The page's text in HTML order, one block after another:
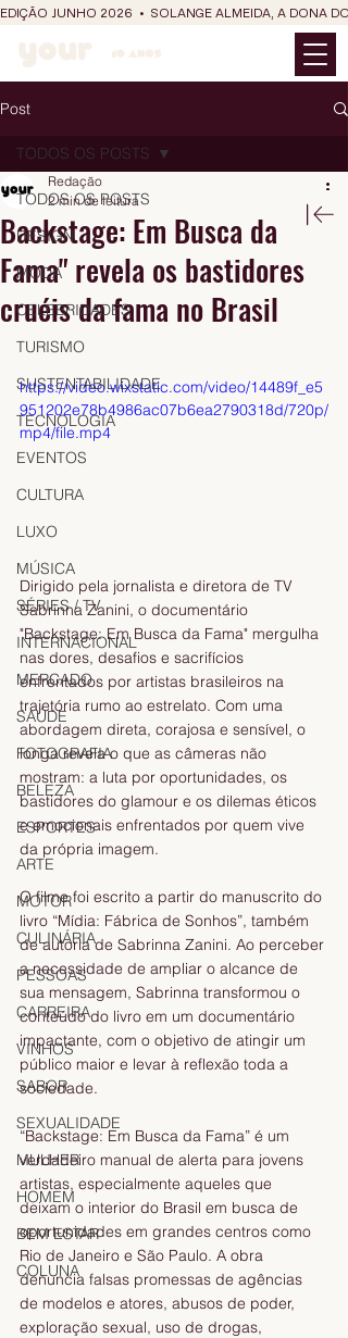
EDIÇÃO JUNHO 2026  •  SOLANGE ALMEIDA, A DONA
Post
TODOS OS POSTS
DESIGN
MODA
CELEBRIDADES
TURISMO
SUSTENTABILIDADE
TECNOLOGIA
EVENTOS
CULTURA
LUXO
MÚSICA
SÉRIES / TV
INTERNACIONAL
MERCADO
SAÚDE
FOTOGRAFIA
BELEZA
ESPORTES
ARTE
MOTOR
CULINÁRIA
PESSOAS
CARREIRA
VINHOS
SABOR
SEXUALIDADE
MULHER
HOMEM
BEM ESTAR
COLUNA
TODOS OS POSTS
Backstage: Em Busca da
Fama" revela os bastidores
cruéis da fama no Brasil
Redação
2 min de leitura
https://video.wixstatic.com/video/14489f_e5
951202e78b4986ac07b6ea2790318d/720p/
mp4/file.mp4
Dirigido pela jornalista e diretora de TV
Sabrinna Zanini, o documentário
"Backstage: Em Busca da Fama" mergulha
nas dores, desafios e sacrifícios
enfrentados por artistas brasileiros na
trajetória rumo ao estrelato. Com uma
abordagem direta, corajosa e sensível, o
longa revela o que as câmeras não
mostram: a luta por oportunidades, os
bastidores do glamour e os dilemas éticos
e emocionais enfrentados por quem vive
da própria imagem.
O filme foi escrito a partir do manuscrito do
livro “Mídia: Fábrica de Sonhos”, também
de autoria de Sabrinna Zanini. Ao perceber
a necessidade de ampliar o alcance de
sua mensagem, Sabrinna transformou o
conteúdo do livro em um documentário
impactante, com o objetivo de atingir um
público maior e levar à reflexão toda a
sociedade.
“Backstage: Em Busca da Fama” é um
verdadeiro manual de alerta para jovens
artistas, especialmente aqueles que
deixam o interior do Brasil em busca de
oportunidades em grandes centros como
Rio de Janeiro e São Paulo. A obra
denuncia falsas promessas de agências
de modelos e atores, abusos de poder,
exploração sexual, uso de drogas,